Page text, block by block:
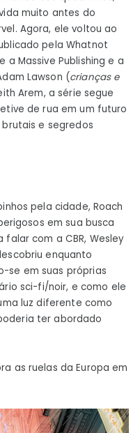
muito antes do
Agora, ele voltou ao
pela Whatnot
a Massive Publishing e a
Lawson (crianças e
Arem, a série segue
de rua em um futuro
e segredos
pela cidade, Roach
em sua busca
com a CBR, Wesley
enquanto
se em suas próprias
sci-fi/noir, e como ele
luz diferente como
ter abordado
as ruelas da Europa em